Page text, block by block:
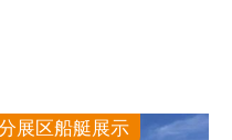
展区船艇展示